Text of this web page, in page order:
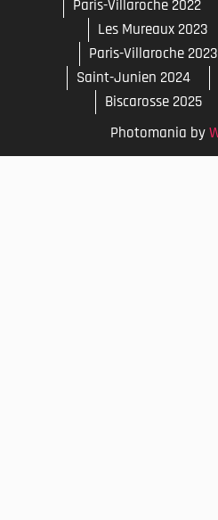
Photomania by